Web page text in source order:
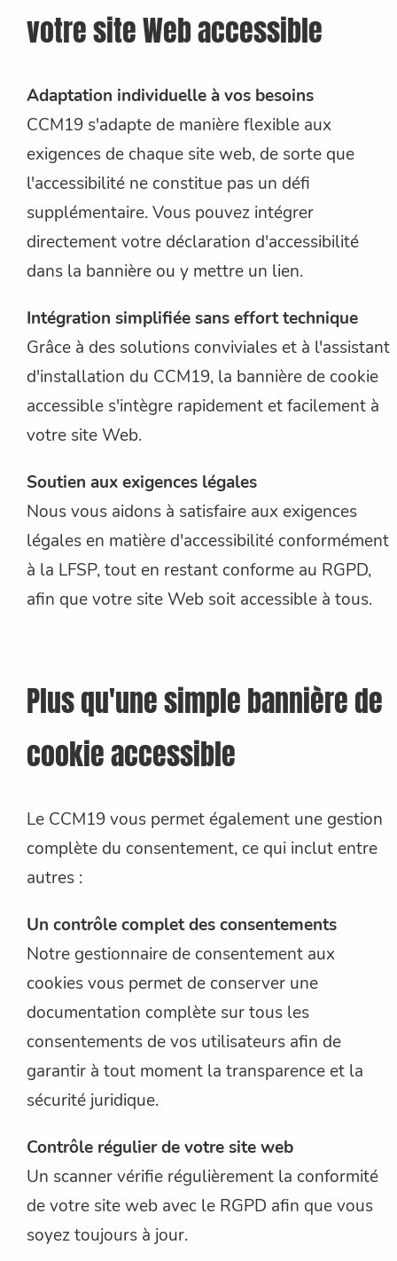
votre site Web accessible
Adaptation individuelle à vos besoins
CCM19 s'adapte de manière flexible aux
exigences de chaque site web, de sorte que
l'accessibilité ne constitue pas un défi
supplémentaire. Vous pouvez intégrer
directement votre déclaration d'accessibilité
dans la bannière ou y mettre un lien.
Intégration simplifiée sans effort technique
Grâce à des solutions conviviales et à l'assistant
d'installation du CCM19, la bannière de cookie
accessible s'intègre rapidement et facilement à
votre site Web.
Soutien aux exigences légales
Nous vous aidons à satisfaire aux exigences
légales en matière d'accessibilité conformément
à la LFSP, tout en restant conforme au RGPD,
afin que votre site Web soit accessible à tous.
Plus qu'une simple bannière de
cookie accessible
Le CCM19 vous permet également une gestion
complète du consentement, ce qui inclut entre
autres :
Un contrôle complet des consentements
Notre gestionnaire de consentement aux
cookies vous permet de conserver une
documentation complète sur tous les
consentements de vos utilisateurs afin de
garantir à tout moment la transparence et la
sécurité juridique.
Contrôle régulier de votre site web
Un scanner vérifie régulièrement la conformité
de votre site web avec le RGPD afin que vous
soyez toujours à jour.